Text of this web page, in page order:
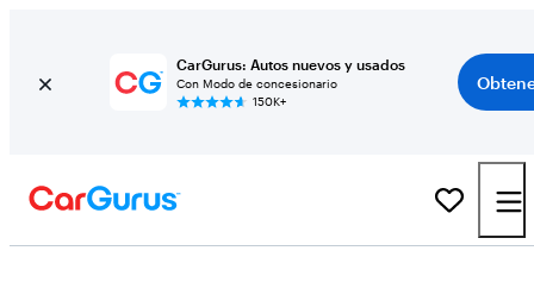
CarGurus: Autos nuevos y usados
Con Modo de concesionario
150K+